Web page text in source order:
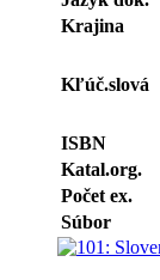
Krajina
Kľúč.slová
ISBN
Katal.org.
Počet ex.
Súbor